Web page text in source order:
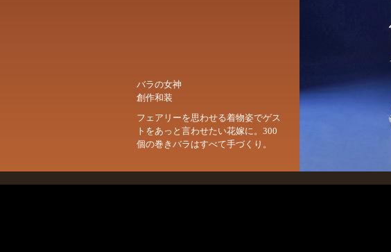
バラの女神
創作和装
フェアリーを思わせる着物姿でゲス
トをあっと言わせたい花嫁に。300
個の巻きバラはすべて手づくり。